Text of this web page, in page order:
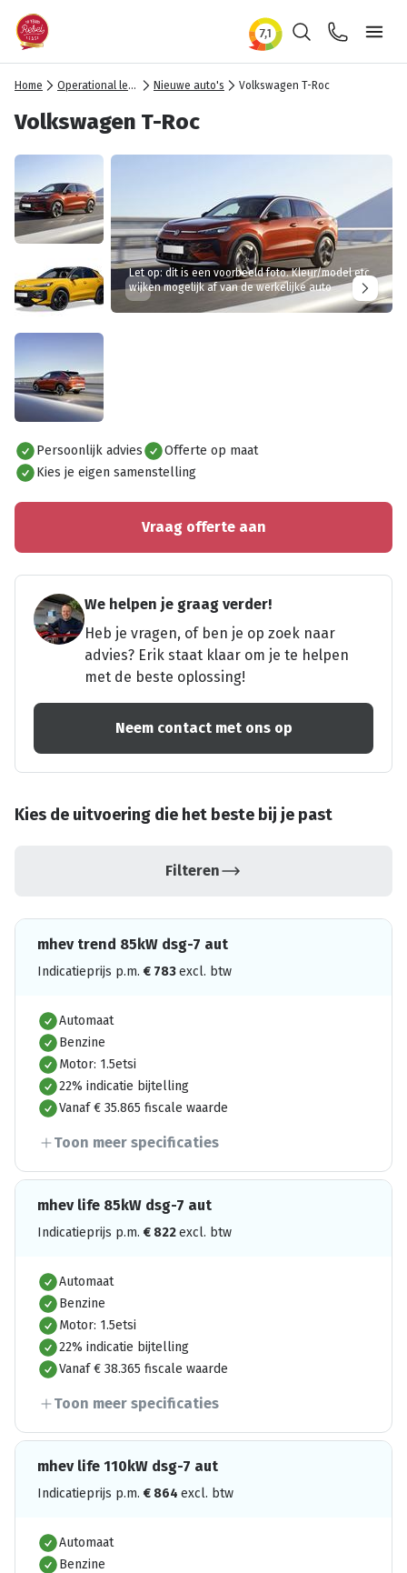
ZoekenContact
Home Operational lease Nieuwe auto's Volkswagen T-Roc
Volkswagen T-Roc
Alles bekijken
Let op: dit is een voorbeeld foto. Kleur/model etc
wijken mogelijk af van de werkelijke auto
Persoonlijk advies
Offerte op maat
Kies je eigen samenstelling
Vraag offerte aan
We helpen je graag verder!
Heb je vragen, of ben je op zoek naar
advies? Erik staat klaar om je te helpen
met de beste oplossing!
Neem contact met ons op
Kies de uitvoering die het beste bij je past
Filteren
mhev trend 85kW dsg-7 aut
Indicatieprijs p.m. € 783excl. btw
Automaat
Benzine
Motor: 1.5etsi
22% indicatie bijtelling
Vanaf € 35.865 fiscale waarde
Toon meer specificaties
mhev life 85kW dsg-7 aut
Indicatieprijs p.m. € 822excl. btw
Automaat
Benzine
Motor: 1.5etsi
22% indicatie bijtelling
Vanaf € 38.365 fiscale waarde
Toon meer specificaties
mhev life 110kW dsg-7 aut
Indicatieprijs p.m. € 864 excl. btw
Automaat
Benzine